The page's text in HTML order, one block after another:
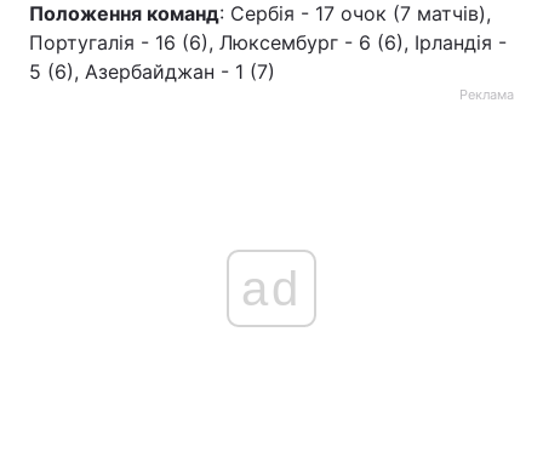
Положення команд: Сербія - 17 очок (7 матчів),
Португалія - 16 (6), Люксембург - 6 (6), Ірландія -
5 (6), Азербайджан - 1 (7)
Реклама
ad